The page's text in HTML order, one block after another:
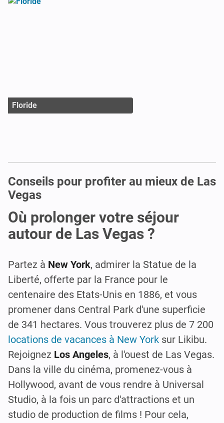
Floride
Conseils pour profiter au mieux de Las
Vegas
Où prolonger votre séjour
autour de Las Vegas ?
Partez à New York, admirer la Statue de la
Liberté, offerte par la France pour le
centenaire des Etats-Unis en 1886, et vous
promener dans Central Park d'une superficie
de 341 hectares. Vous trouverez plus de 7 200
locations de vacances à New York sur Likibu.
Rejoignez Los Angeles, à l'ouest de Las Vegas.
Dans la ville du cinéma, promenez-vous à
Hollywood, avant de vous rendre à Universal
Studio, à la fois un parc d'attractions et un
studio de production de films ! Pour cela,